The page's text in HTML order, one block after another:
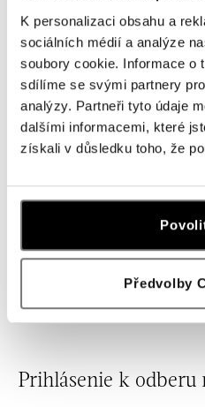
K personalizaci obsahu a
sociálních médií a analýze
soubory cookie. Informace o
sdílíme se svými partnery
analýzy. Partneři tyto údaje
dalšími informacemi, které
získali v důsledku toho, že
Předvolby
Náušnice s diamantmi Brilliance
od 2 709 €
Prihlásenie k odberu